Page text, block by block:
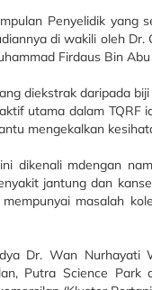
Penyelidik yang
di wakili oleh
Firdaus Bin
diekstrak daripada
utama dalam TQRF
mengekalkan
dikenali mdengan
jantung dan
masalah
Dr. Wan Nurhayati
Putra Science